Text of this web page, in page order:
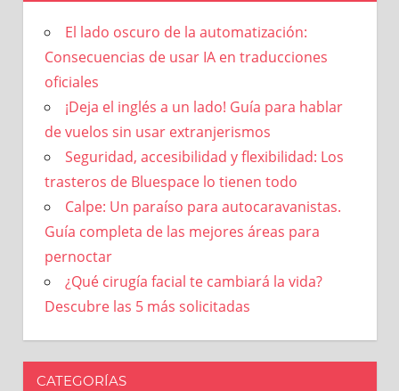
El lado oscuro de la automatización:
Consecuencias de usar IA en traducciones
oficiales
¡Deja el inglés a un lado! Guía para hablar
de vuelos sin usar extranjerismos
Seguridad, accesibilidad y flexibilidad: Los
trasteros de Bluespace lo tienen todo
Calpe: Un paraíso para autocaravanistas.
Guía completa de las mejores áreas para
pernoctar
¿Qué cirugía facial te cambiará la vida?
Descubre las 5 más solicitadas
CATEGORÍAS